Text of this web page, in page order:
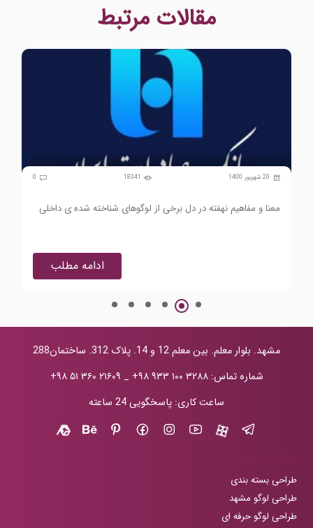
مقالات مرتبط
20 شهریور 1400 18341
0
معنا و مفاهیم نهفته در دل برخی از لوگوهای شناخته شده ی داخلی
ادامه مطلب
مشهد. بلوار معلم. بین معلم 12 و 14. پلاک 312. ساختمان288
شماره تماس:+۹۸ ۹۳۳ ۱۰۰ ۳۲۸۸ _ +۹۸ ۵۱ ۳۶۰ ۲۱۶۰۹
ساعت کاری: پاسخگویی 24 ساعته
طراحی بسته بندی
طراحی لوگو مشهد
طراحی لوگو حرفه ای